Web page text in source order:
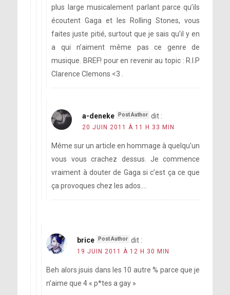
plus large musicalement parlant parce qu’ils
écoutent Gaga et les Rolling Stones, vous
faites juste pitié, surtout que je sais qu’il y en
a qui n’aiment même pas ce genre de
musique. BREF! pour en revenir au topic : R.I.P
Clarence Clemons <3 .
a-deneke dit :
20 JUIN 2011 À 11 H 33 MIN
Même sur un article en hommage à quelqu’un
vous vous crachez dessus. Je commence
vraiment à douter de Gaga si c’est ça ce que
ça provoques chez les ados….
brice dit :
19 JUIN 2011 À 12 H 30 MIN
Beh alors jsuis dans les 10 autre % parce que je
n’aime que 4 « p*tes a gay »